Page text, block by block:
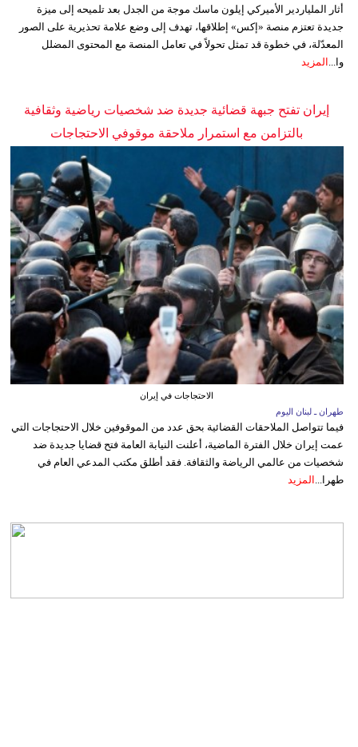
أثار الملياردير الأميركي إيلون ماسك موجة من الجدل بعد تلميحه إلى ميزة
جديدة تعتزم منصة «إكس» إطلاقها، تهدف إلى وضع علامة تحذيرية على الصور
المعدّلة، في خطوة قد تمثل تحولاً في تعامل المنصة مع المحتوى المضلل
وا... المزيد
إيران تفتح جبهة قضائية جديدة ضد شخصيات رياضية وثقافية
بالتزامن مع استمرار ملاحقة موقوفي الاحتجاجات
الاحتجاجات في إيران
طهران ـ لبنان اليوم
فيما تتواصل الملاحقات القضائية بحق عدد من الموقوفين خلال الاحتجاجات التي
عمت إيران خلال الفترة الماضية، أعلنت النيابة العامة فتح قضايا جديدة ضد
شخصيات من عالمي الرياضة والثقافة. فقد أطلق مكتب المدعي العام في
طهرا... المزيد